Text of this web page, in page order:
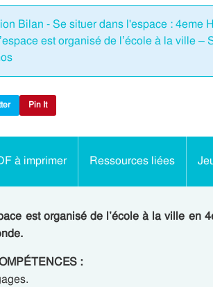
Bilan - Se situer dans l'espace : 4eme
est organisé de l’école à la ville
Pin It
à imprimer Ressources liées
est organisé de l’école à la ville en
: